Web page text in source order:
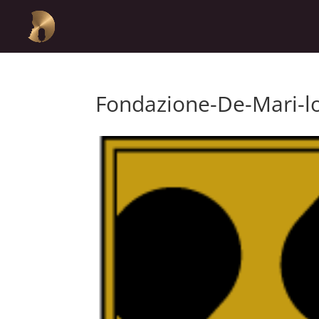
Fondazione-De-Mari-